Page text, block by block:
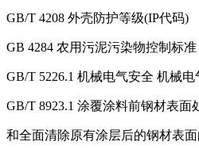
GB/T 4208 外壳防护等级(IP代码)
GB 4284 农用污泥污染物控制标准
GB/T 5226.1 机械电气安全 机械
GB/T 8923.1 涂覆涂料前钢材表
和全面清除原有涂层后的钢材表